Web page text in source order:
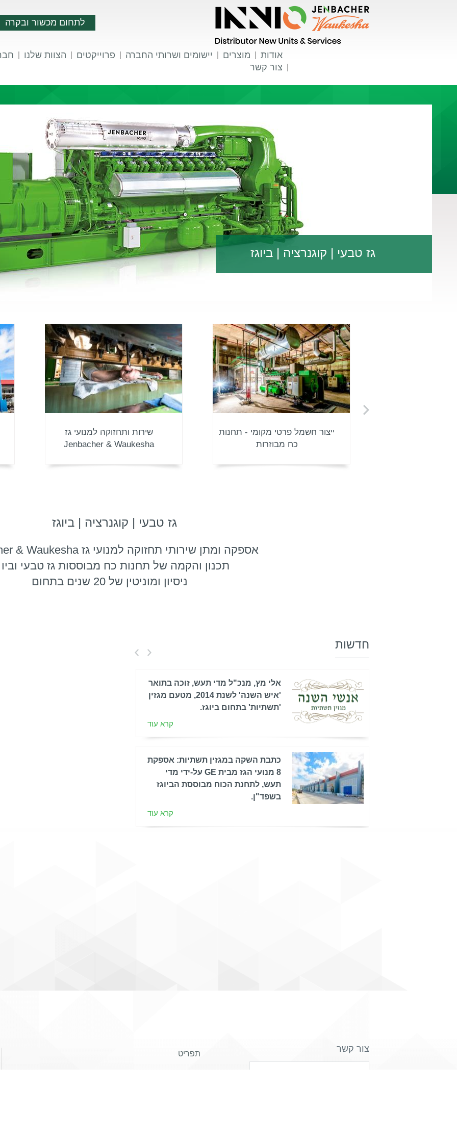
לתחום מכשור ובקרה
אודות מוצרים יישומים ושרותי החברה פרוייקטים הצוות שלנו
צור קשר
גז טבעי | קוגנרציה | ביוגז
שירות ותחזוקה למנועי גז
Jenbacher & Waukesha
ייצור חשמל פרטי מקומי - תחנות
כח מבוזרות
גז טבעי | קוגנרציה | ביוגז
אספקה ומתן שירותי תחזוקה למנועי גז Jenbacher & Waukesha
תכנון והקמה של תחנות כח מבוססות גז טבעי וביו
ניסיון ומוניטין של 20 שנים בתחום
חדשות
אלי מץ, מנכ"ל מדי תעש, זוכה בתואר
'איש השנה' לשנת 2014, מטעם מגזין
'תשתיות' בתחום ביוגז.
קרא עוד
כתבת השקה במגזין תשתיות: אספקת
8 מנועי הגז מבית GE על-ידי מדי
תעש, לתחנת הכוח מבוססת הביוגז
בשפד"ן.
קרא עוד
צור קשר תפריט